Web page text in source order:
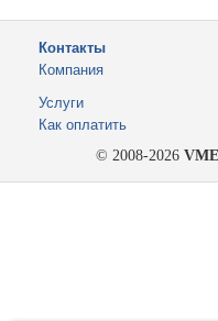
Контакты
Компания
Услуги
Как оплатить
© 2008-2026